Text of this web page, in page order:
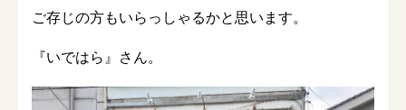
ご存じの方もいらっしゃるかと思います。
『いではら』さん。